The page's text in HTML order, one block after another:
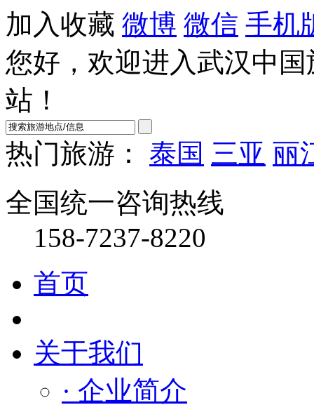
加入收藏 微博 微信 手机
您好，欢迎进入武汉中
站！
热门旅游：
泰国 三亚 丽
全国统一咨询热线
158-7237-8220
首页
关于我们
· 企业简介